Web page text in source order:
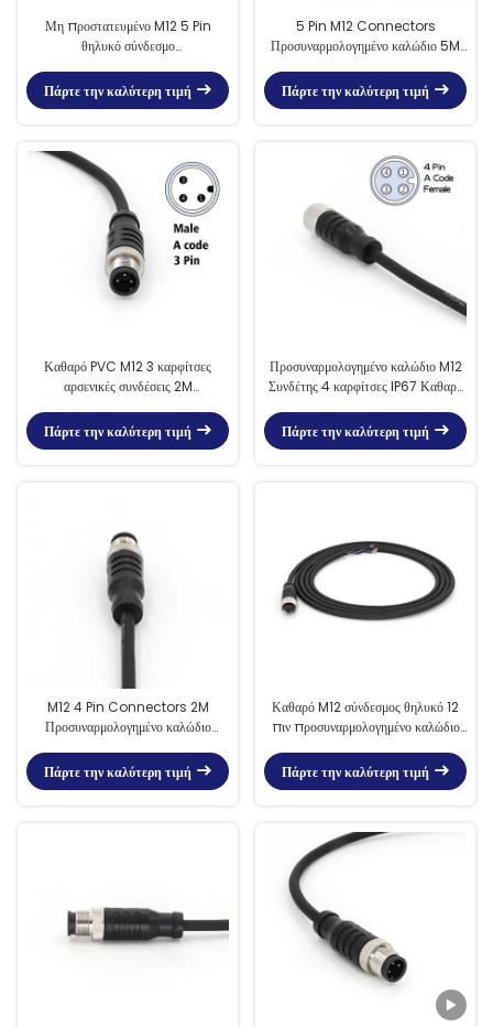
Μη προστατευμένο M12 5 Pin
θηλυκό σύνδεσμο
IP67 ευθεία PVC
Πάρτε την καλύτερη τιμή
5 Pin M12 Connectors
Προσυναρμολογημένο καλώδιο 5M
2-101
Πάρτε την καλύτερη τιμή
Καθαρό PVC M12 3 καρφίτσες
αρσενικές συνδέσεις 2M
προστατευμένο καλώδιο μαύρο
Πάρτε την καλύτερη τιμή
Προσυναρμολογημένο καλώδιο M12
Συνδέτης 4 καρφίτσες IP67 Καθαρό
Πάρτε την καλύτερη τιμή
M12 4 Pin Connectors 2M
Προσυναρμολογημένο καλώδιο
Πάρτε την καλύτερη τιμή
Καθαρό M12 σύνδεσμος θηλυκό 12
πιν προσυναρμολογημένο καλώδιο
Πάρτε την καλύτερη τιμή